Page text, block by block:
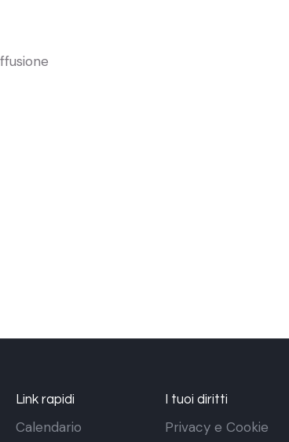
Link rapidi
Calendario
I tuoi diritti
Privacy e Cookie